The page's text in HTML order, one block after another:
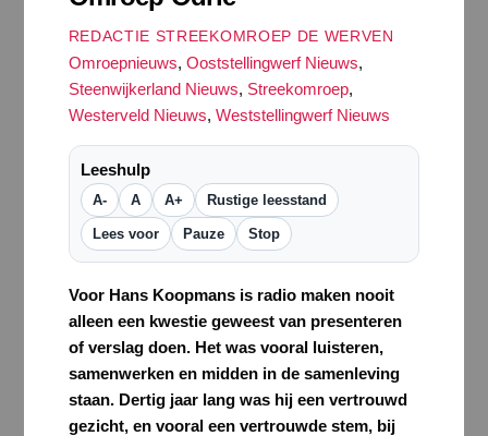
REDACTIE STREEKOMROEP DE WERVEN
Omroepnieuws, Ooststellingwerf Nieuws,
Steenwijkerland Nieuws, Streekomroep,
Westerveld Nieuws, Weststellingwerf Nieuws
Leeshulp
A- A A+ Rustige leesstand
Lees voor Pauze Stop
Voor Hans Koopmans is radio maken nooit
alleen een kwestie geweest van presenteren
of verslag doen. Het was vooral luisteren,
samenwerken en midden in de samenleving
staan. Dertig jaar lang was hij een vertrouwd
gezicht, en vooral een vertrouwde stem, bij